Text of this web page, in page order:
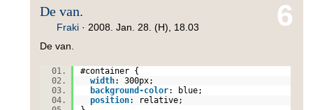
6
De van.
Fraki· 2008. Jan. 28. (H), 18.03
De van.
#container {
width:300px;
background-color: blue;
position: relative;